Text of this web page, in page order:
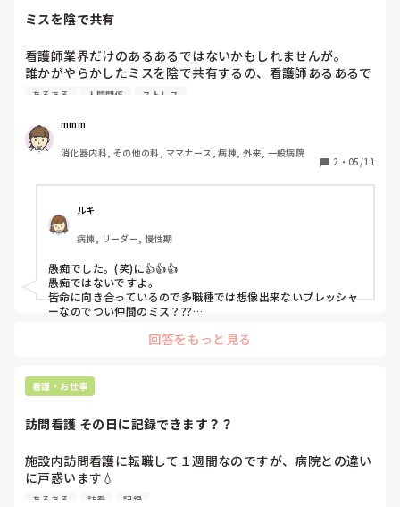
ミスを陰で共有
看護師業界だけのあるあるではないかもしれませんが。
誰かがやらかしたミスを陰で共有するの、看護師あるあるで
すよね…
半端だったようで、誰がやったの？信じられない、と共有さ
れてました。そしてその場に居合わせました笑
ミスしたことに関しては勿論反省しています。
共有されてるのって気分のいいものではないですよね。
愚痴でした。笑
あるある 人間関係 ストレス
mmm
消化器内科, その他の科, ママナース, 病棟, 外来, 一般病院
2 ・ 05/11
ルキ
病棟, リーダー, 慢性期
愚痴でした。(笑)に👍👍👍
愚痴ではないですよ。
皆命に向き合っているので多職種では想像出来ないプレッシャ
ーなのでつい仲間のミス？??
ことなく自然体❤️❤️❤️
気にしないで💪
回答をもっと見る
看護・お仕事
訪問看護 その日に記録できます？？
施設内訪問看護に転職して１週間なのですが、病院との違い
に戸惑います💧
質問なのですが、スタッフみんな記録をその日のうちにしな
あるある 訪看 記録